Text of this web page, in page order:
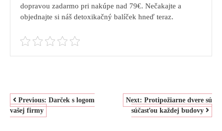
dopravou zadarmo pri nakúpe nad 79€. Nečakajte a
objednajte si náš detoxikačný balíček hneď teraz.
NAVIGACE
PRO
Previous: Darček s logom
vašej firmy
Next: Protipožiarne dvere sú
súčasťou každej budovy